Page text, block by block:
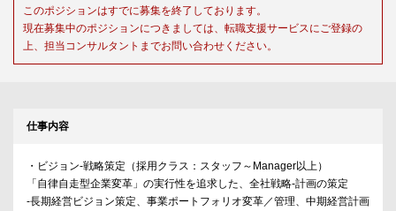
このポジションはすでに募集を終了しております。
現在募集中のポジションにつきましては、転職支援サービスにご登録の
上、担当コンサルタントまでお問い合わせください。
仕事内容
・ビジョン-戦略策定（採用クラス：スタッフ～Manager以上）
「自律自走型企業変革」の実行性を追求した、全社戦略-計画の策定
-長期経営ビジョン策定、事業ポートフォリオ変革／管理、中期経営計画